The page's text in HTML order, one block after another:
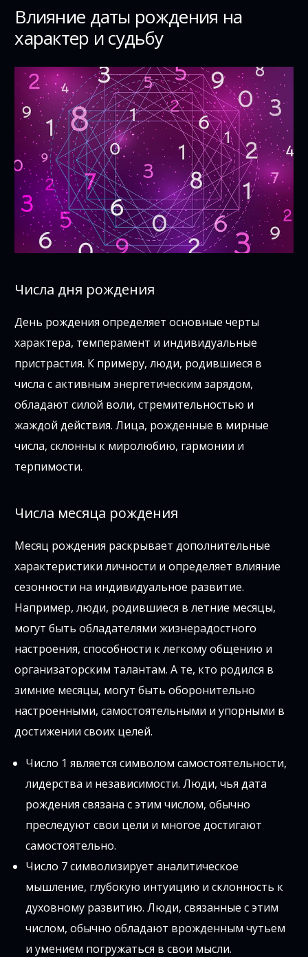
Влияние даты рождения на
характер и судьбу
Числа дня рождения
День рождения определяет основные черты
характера, темперамент и индивидуальные
пристрастия. К примеру, люди, родившиеся в
числа с активным энергетическим зарядом,
обладают силой воли, стремительностью и
жаждой действия. Лица, рожденные в мирные
числа, склонны к миролюбию, гармонии и
терпимости.
Числа месяца рождения
Месяц рождения раскрывает дополнительные
характеристики личности и определяет влияние
сезонности на индивидуальное развитие.
Например, люди, родившиеся в летние месяцы,
могут быть обладателями жизнерадостного
настроения, способности к легкому общению и
организаторским талантам. А те, кто родился в
зимние месяцы, могут быть оборонительно
настроенными, самостоятельными и упорными в
достижении своих целей.
Число 1 является символом самостоятельности,
лидерства и независимости. Люди, чья дата
рождения связана с этим числом, обычно
преследуют свои цели и многое достигают
самостоятельно.
Число 7 символизирует аналитическое
мышление, глубокую интуицию и склонность к
духовному развитию. Люди, связанные с этим
числом, обычно обладают врожденным чутьем
и умением погружаться в свои мысли.